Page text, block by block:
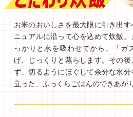
お米のおいしさを最大限に引き出
ニュアルに沿って心を込めて炊飯
っかりと水を吸わせてから、「ガ
げ、じっくりと蒸らします。その後
ず、切るようにほぐして余分な水
立った、ふっくらごはんのできあが